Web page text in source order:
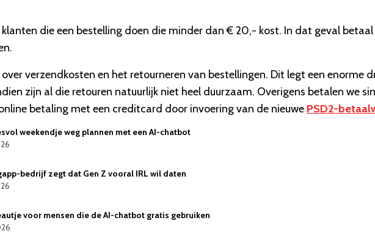
die een bestelling doen die minder dan € 20,- kost. In dat geval
verzendkosten en het retourneren van bestellingen. Dit legt een enorme
zijn al die retouren natuurlijk niet heel duurzaam. Overigens betalen we
betaling met een creditcard door invoering van de nieuwe PSD2-
weekendje weg plannen met een AI-chatbot
bedrijf zegt dat Gen Z vooral IRL wil daten
voor mensen die de AI-chatbot gratis gebruiken